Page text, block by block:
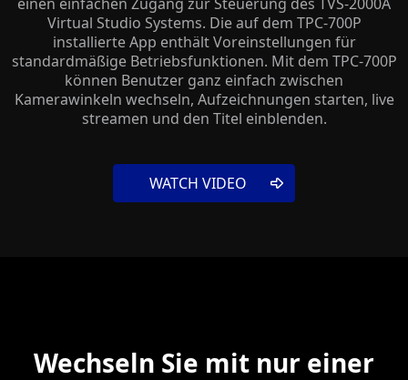
Virtual Studio Systems. Die auf dem TPC-700P
installierte App enthält Voreinstellungen für
standardmäßige Betriebsfunktionen. Mit dem TPC-700P
können Benutzer ganz einfach zwischen
Kamerawinkeln wechseln, Aufzeichnungen starten, live
streamen und den Titel einblenden.
WATCH VIDEO
Wechseln Sie mit nur einer